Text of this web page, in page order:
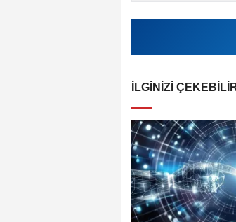
İLGINIZI